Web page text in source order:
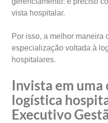
vista hospitalar.
Por isso, a melhor maneira
especialização voltada à
hospitalares.
Invista em uma
logística
Executivo